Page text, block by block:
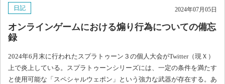
日記 2024年07月05日
オンラインゲームにおける煽り行為についての備忘
録
2024年6月末に行われたスプラトゥーン３の個人大会がTwitter（現Ｘ）
上で炎上している。スプラトゥーンシリーズには、一定の条件を満たす
と使用可能な「スペシャルウェポン」という強力な武器が存在する。あ